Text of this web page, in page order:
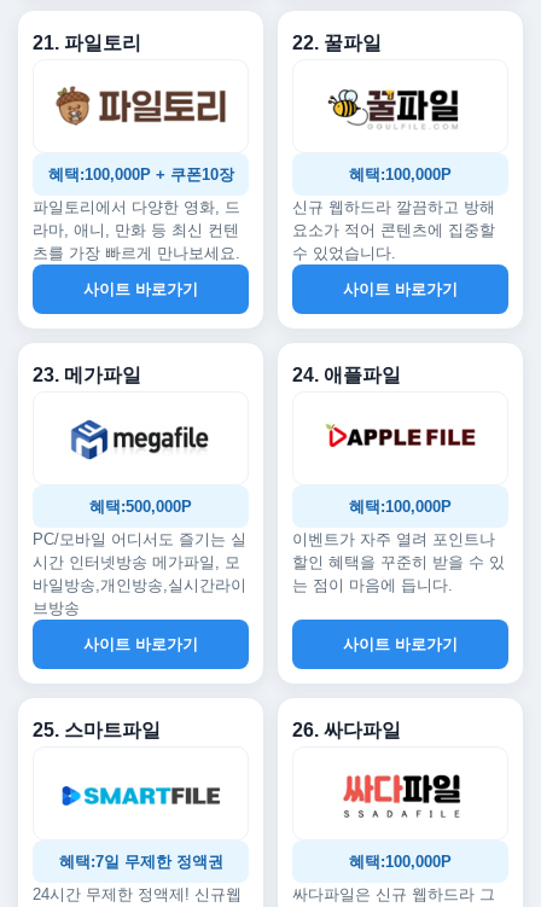
21. 파일토리
혜택:100,000P + 쿠폰10장
파일토리에서 다양한 영화, 드
라마, 애니, 만화 등 최신 컨텐
츠를 가장 빠르게 만나보세요.
사이트 바로가기
22. 꿀파일
혜택:100,000P
신규 웹하드라 깔끔하고 방해
요소가 적어 콘텐츠에 집중할
수 있었습니다.
사이트 바로가기
23. 메가파일
혜택:500,000P
PC/모바일 어디서도 즐기는 실
시간 인터넷방송 메가파일, 모
바일방송,개인방송,실시간라이
브방송
사이트 바로가기
24. 애플파일
혜택:100,000P
이벤트가 자주 열려 포인트나
할인 혜택을 꾸준히 받을 수 있
는 점이 마음에 듭니다.
사이트 바로가기
25. 스마트파일
혜택:7일 무제한 정액권
24시간 무제한 정액제! 신규웹
26. 싸다파일
혜택:100,000P
싸다파일은 신규 웹하드라 그